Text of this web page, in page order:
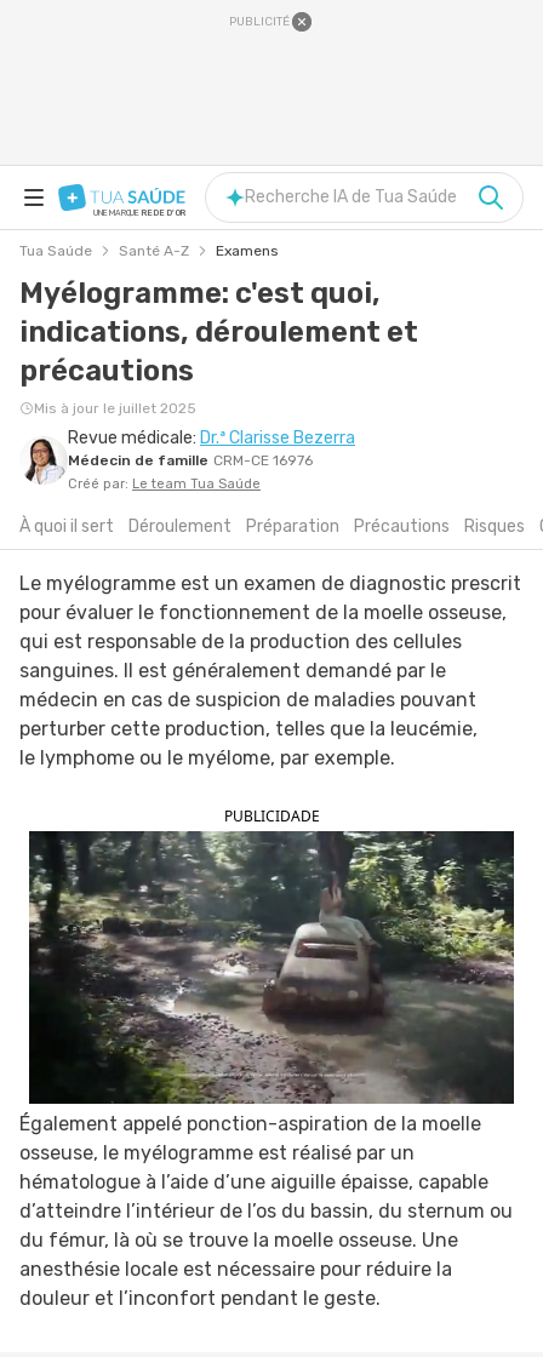
PUBLICITÉ
UNE MARQUE REDE D'OR
Recherche IA de Tua Saúde
Tua Saúde Santé A-Z Examens
Myélogramme: c'est quoi,
indications, déroulement et
précautions
Mis à jour le juillet 2025
Revue médicale: Dr.ª Clarisse Bezerra
Médecin de famille CRM-CE 16976
Créé par: Le team Tua Saúde
À quoi il sert Déroulement Préparation Précautions Risques
Le myélogramme est un examen de diagnostic prescrit
pour évaluer le fonctionnement de la moelle osseuse,
qui est responsable de la production des cellules
sanguines. Il est généralement demandé par le
médecin en cas de suspicion de maladies pouvant
perturber cette production, telles que la leucémie,
le lymphome ou le myélome, par exemple.
PUBLICIDADE
Également appelé ponction-aspiration de la moelle
osseuse, le myélogramme est réalisé par un
hématologue à l’aide d’une aiguille épaisse, capable
d’atteindre l’intérieur de l’os du bassin, du sternum ou
du fémur, là où se trouve la moelle osseuse. Une
anesthésie locale est nécessaire pour réduire la
douleur et l’inconfort pendant le geste.